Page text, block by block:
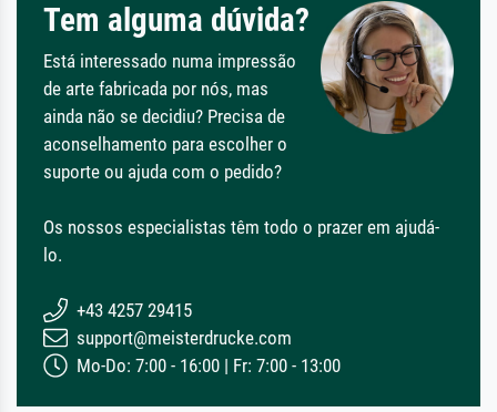
Tem alguma dúvida?
Está interessado numa impressão
de arte fabricada por nós, mas
ainda não se decidiu? Precisa de
aconselhamento para escolher o
suporte ou ajuda com o pedido?
Os nossos especialistas têm todo o prazer em ajudá-
lo.
+43 4257 29415
support@meisterdrucke.com
Mo-Do: 7:00 - 16:00 | Fr: 7:00 - 13:00